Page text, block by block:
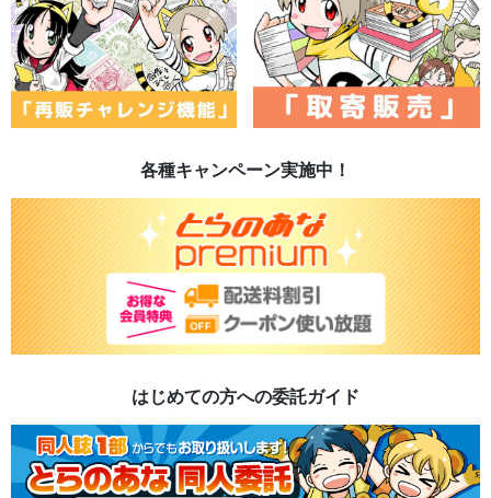
各種キャンペーン実施中！
はじめての方への委託ガイド